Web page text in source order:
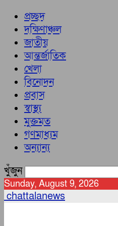
প্রচ্ছদ
দক্ষিণাঞ্চল
জাতীয়
আন্তর্জাতিক
খেলা
বিনোদন
প্রবাস
স্বাস্থ্য
মুক্তমত
গণমাধ্যম
অন্যান্য
খুঁজুন
Sunday, August 9, 2026
chattalanews